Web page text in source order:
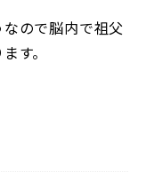
ので脳内で祖父
す。